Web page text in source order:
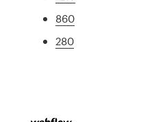
860
280